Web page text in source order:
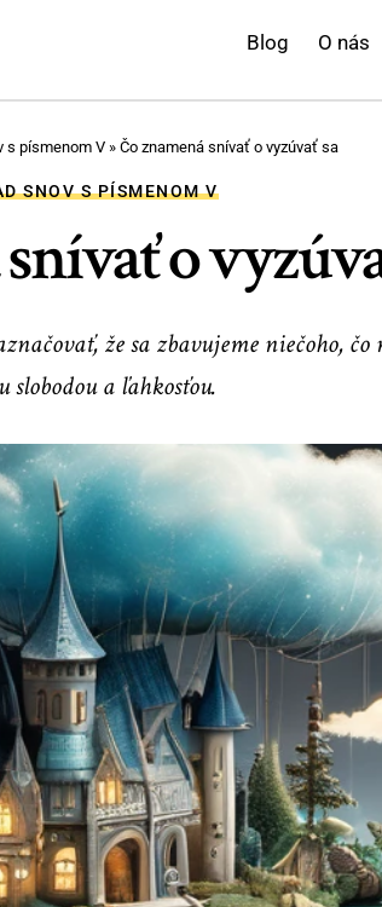
Blog O nás
s písmenom V» Čo znamená snívať o vyzúvať sa
SNOV S PÍSMENOM V
o
že sa zbavujeme niečoho,
slobodou a ľahkosťou.